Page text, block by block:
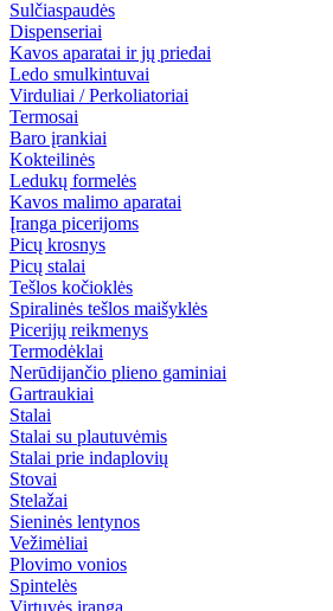
Sulčiaspaudės
Dispenseriai
Kavos aparatai ir jų priedai
Ledo smulkintuvai
Virduliai / Perkoliatoriai
Termosai
Baro įrankiai
Kokteilinės
Ledukų formelės
Kavos malimo aparatai
Įranga picerijoms
Picų krosnys
Picų stalai
Tešlos kočioklės
Spiralinės tešlos maišyklės
Picerijų reikmenys
Termodėklai
Nerūdijančio plieno gaminiai
Gartraukiai
Stalai
Stalai su plautuvėmis
Stalai prie indaplovių
Stovai
Stelažai
Sieninės lentynos
Vežimėliai
Plovimo vonios
Spintelės
Virtuvės įranga